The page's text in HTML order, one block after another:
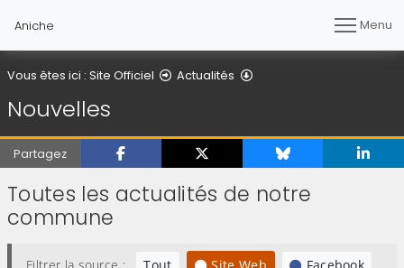
Aniche Menu
Vous êtes ici : Site Officiel Actualités
Nouvelles
Partagez
Toutes les actualités de notre
commune